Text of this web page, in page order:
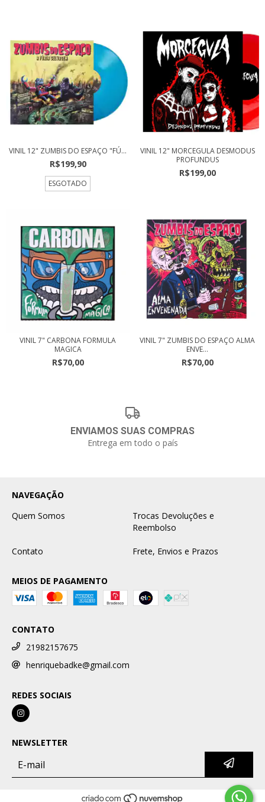
VINIL 12" ZUMBIS DO ESPAÇO "FÚ...
R$199,90
ESGOTADO
VINIL 12" MORCEGULA DESMODUS
PROFUNDUS
R$199,00
VINIL 7" CARBONA FORMULA
MAGICA
R$70,00
VINIL 7" ZUMBIS DO ESPAÇO ALMA
ENVE...
R$70,00
ENVIAMOS SUAS COMPRAS
Entrega em todo o país
NAVEGAÇÃO
Quem Somos
Trocas Devoluções e
Reembolso
Contato Frete, Envios e Prazos
MEIOS DE PAGAMENTO
CONTATO
21982157675
henriquebadke@gmail.com
REDES SOCIAIS
NEWSLETTER